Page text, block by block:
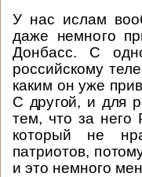
У нас ислам
даже немного
Донбасс. С
российскому
каким он уже
С другой, и для
тем, что за
который не
патриотов,
и это немного